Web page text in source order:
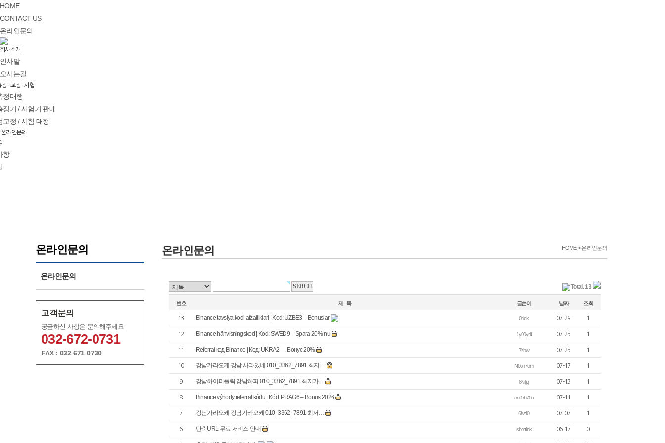
HOME
CONTACT US
온라인문의
회사소개
인사말
오시는길
정 · 교정 · 시험
정대행
정기 / 시험기 판매
교정 / 시험 대행
온라인문의
항
온라인문의
온라인문의
고객문의
궁금하신 사항은 문의해주세요
032-672-0731
FAX : 032-671-0730
온라인문의 HOME > 온라인문의
SERCH Total. 13
번호 제 목 글쓴이 날짜 조회
13 Binance tavsiya kodi afzalliklari | Kod: UZBE3 – Bonuslar 0hlck 07-29 1
12 Binance hänvisningskod | Kod: SWED9 – Spara 20% nu 1y00y4f 07-25 1
11 Referral код Binance | Код: UKRA2 — Бонус 20% 7zbw 07-25 1
10 강남가라오케 강남 사라있네 010_3362_7891 최저… N0on7om 07-17 1
9 강남하이퍼플릭 강남하퍼 010_3362_7891 최저가… 8Nitjq 07-13 1
8 Binance výhody referral kódu | Kód: PRAG6 – Bonus 2026 oe0ob70a 07-11 1
7 강남가라오케 강남가라오케 010_3362_7891 최저… 6iw40 07-07 1
6 단축URL 무료 서비스 안내 shortlink 06-17 0